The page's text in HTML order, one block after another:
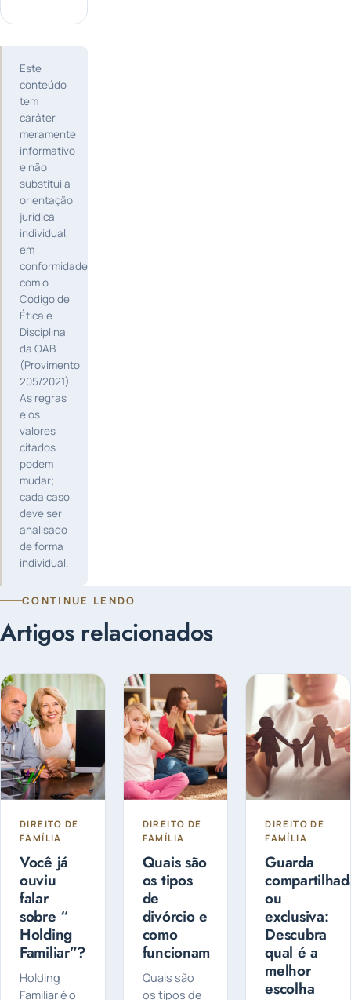
Este
conteúdo
tem
caráter
meramente
informativo
e não
substitui a
orientação
jurídica
individual,
em
conformidade
com o
Código de
Ética e
Disciplina
da OAB
(Provimento
205/2021).
As regras
e os
valores
citados
podem
mudar;
cada caso
deve ser
analisado
de forma
individual.
CONTINUE LENDO
Artigos relacionados
DIREITO DE
FAMÍLIA
Você já
ouviu
falar
sobre “
Holding
Familiar”?
Holding
Familiar é o
DIREITO DE
FAMÍLIA
Quais são
os tipos
de
divórcio e
como
funcionam
Quais são
os tipos de
DIREITO DE
FAMÍLIA
Guarda
ou
exclusiva:
Descubra
qual é a
melhor
escolha